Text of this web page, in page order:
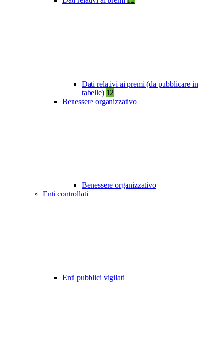
Dati relativi ai premi (da pubblicare in
tabelle) 12
Benessere organizzativo
Benessere organizzativo
Enti controllati
Enti pubblici vigilati